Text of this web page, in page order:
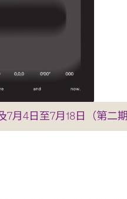
月4日至7月18日（第二